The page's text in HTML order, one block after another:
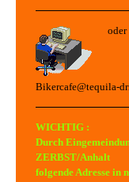
oder
Bikercafe@tequila-
WICHTIG :
Durch
ZERBST/Anhalt
folgende Adresse in